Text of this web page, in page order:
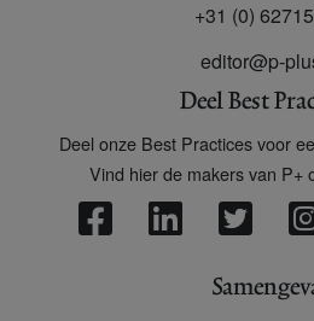
+31 (0)
editor@p-
Deel Best
Deel onze Best Practices voor
Vind hier de makers van P+